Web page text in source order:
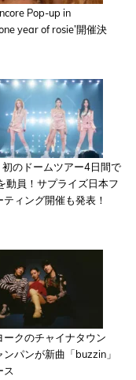
Pop-up in
year of rosie’開催決
のドームツアー4日間で
動員！サプライズ日本フ
ティング開催も発表！
ークのチャイナタウン
ンパンが新曲「buzzin」
ス